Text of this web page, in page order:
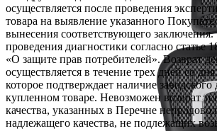
осуществляется после проведения
товара на выявление указанного
вынесения соответствующего
проведения диагностики согласно статье
«О защите прав потребителей». Возврат
осуществляется в течение трех дней со
которое подтверждает наличие заводского
купленном товаре. Невозможен возврат
качества, указанных в Перечне
надлежащего качества, не подлежащих